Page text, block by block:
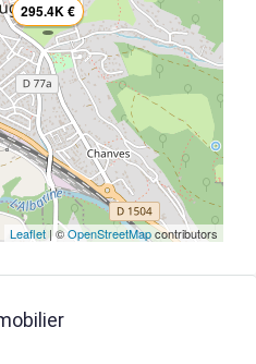
295.4K €
Leaflet | ©OpenStreetMapcontributors